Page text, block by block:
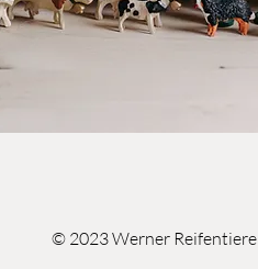
© 2023 Werner Reifentiere